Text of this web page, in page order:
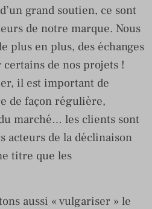
grand soutien, ce sont
de notre marque. Nous
plus en plus, des échanges
de nos projets !
il est important de
de façon régulière,
marché… les clients sont
acteurs de la déclinaison
titre que les
aussi « vulgariser » le